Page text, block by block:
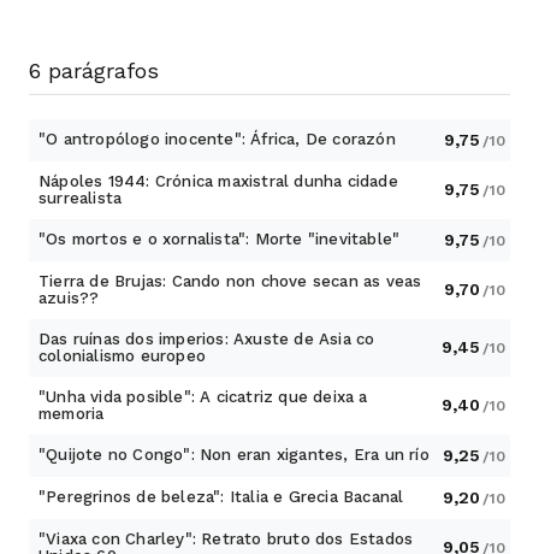
ditador Gadafi.
6 parágrafos
"O antropólogo inocente": África, De corazón 9,75 /10
Nápoles 1944: Crónica maxistral dunha cidade
surrealista
9,75 /10
"Os mortos e o xornalista": Morte "inevitable" 9,75 /10
Tierra de Brujas: Cando non chove secan as veas
azuis??
9,70 /10
Das ruínas dos imperios: Axuste de Asia co
colonialismo europeo
9,45 /10
"Unha vida posible": A cicatriz que deixa a
memoria
9,40 /10
"Quijote no Congo": Non eran xigantes, Era un río 9,25 /10
"Peregrinos de beleza": Italia e Grecia Bacanal 9,20 /10
"Viaxa con Charley": Retrato bruto dos Estados
9,05 /10